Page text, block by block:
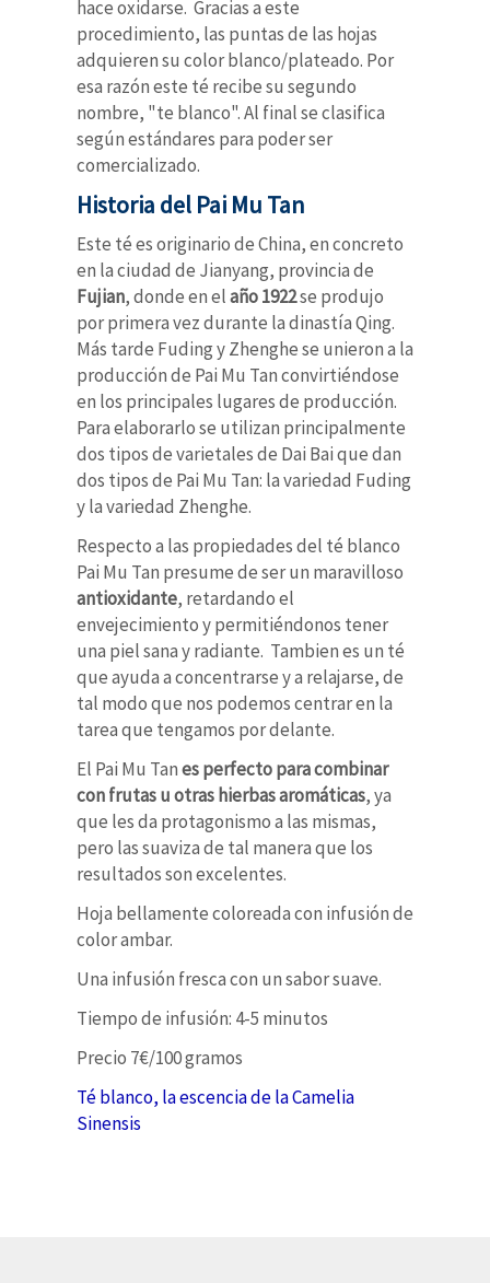
hace oxidarse. Gracias a este
procedimiento, las puntas de las hojas
adquieren su color blanco/plateado. Por
esa razón este té recibe su segundo
nombre, "te blanco". Al final se clasifica
según estándares para poder ser
comercializado.
Historia del Pai Mu Tan
Este té es originario de China, en concreto
en la ciudad de Jianyang, provincia de
Fujian, donde en elaño 1922se produjo
por primera vez durante la dinastía Qing.
Más tarde Fuding y Zhenghe se unieron a la
producción de Pai Mu Tan convirtiéndose
en los principales lugares de producción.
Para elaborarlo se utilizan principalmente
dos tipos de varietales de Dai Bai que dan
dos tipos de Pai Mu Tan: la variedad Fuding
y la variedad Zhenghe.
Respecto a las propiedades del té blanco
Pai Mu Tan presume de ser un maravilloso
antioxidante, retardando el
envejecimiento y permitiéndonos tener
una piel sana y radiante. Tambien es un té
que ayuda a concentrarse y a relajarse, de
tal modo que nos podemos centrar en la
tarea que tengamos por delante.
El Pai Mu Tanes perfecto para combinar
con frutas u otras hierbas aromáticas, ya
que les da protagonismo a las mismas,
pero las suaviza de tal manera que los
resultados son excelentes.
Hoja bellamente coloreada con infusión de
color ambar.
Una infusión fresca con un sabor suave.
Tiempo de infusión: 4-5 minutos
Precio 7€/100 gramos
Té blanco, la escencia de la Camelia
Sinensis